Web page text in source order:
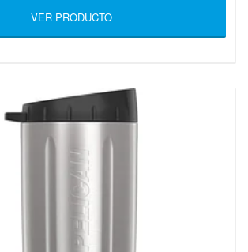
VER PRODUCTO